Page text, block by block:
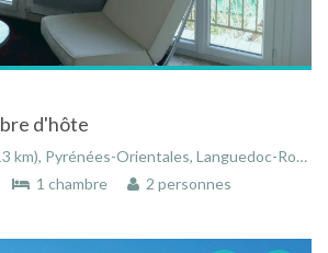
d'hôte
Orientales, Languedoc-Roussillon, Occitanie, France
1 chambre 2 personnes